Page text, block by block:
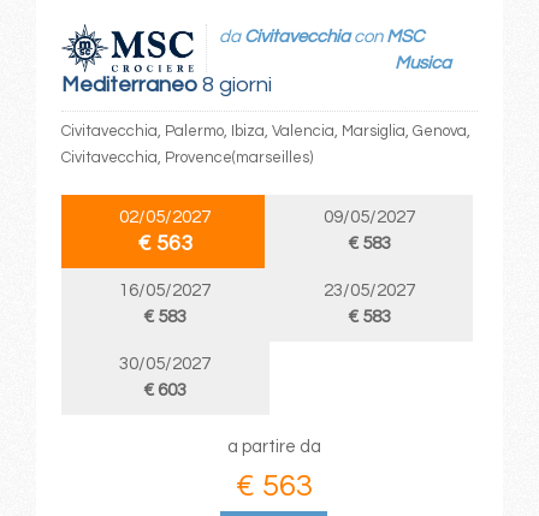
Mediterraneo8 giorni
da Civitavecchiacon MSC
Musica
Civitavecchia, Palermo, Ibiza, Valencia, Marsiglia, Genova,
Civitavecchia, Provence(marseilles)
02/05/2027
€ 563
09/05/2027
€ 583
16/05/2027
€ 583
23/05/2027
€ 583
30/05/2027
€ 603
a partire da
€ 563